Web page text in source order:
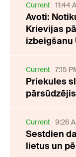
Current 11:44
Avoti:
Krievijas
izbeigšanu
Current 7:15
Priekules
Current 9:26
Sestdien
lietus un